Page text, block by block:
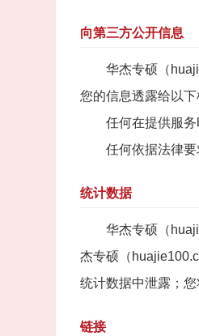
向第三方公开信息
华杰专硕（
您的信息透露给以下
任何在提供服务
任何依据法律要
统计数据
华杰专硕（
杰专硕（
统计数据中泄露；
链接